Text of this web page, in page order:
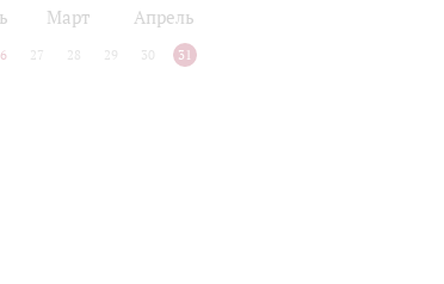
Март Апрель
27 28 29 30 31